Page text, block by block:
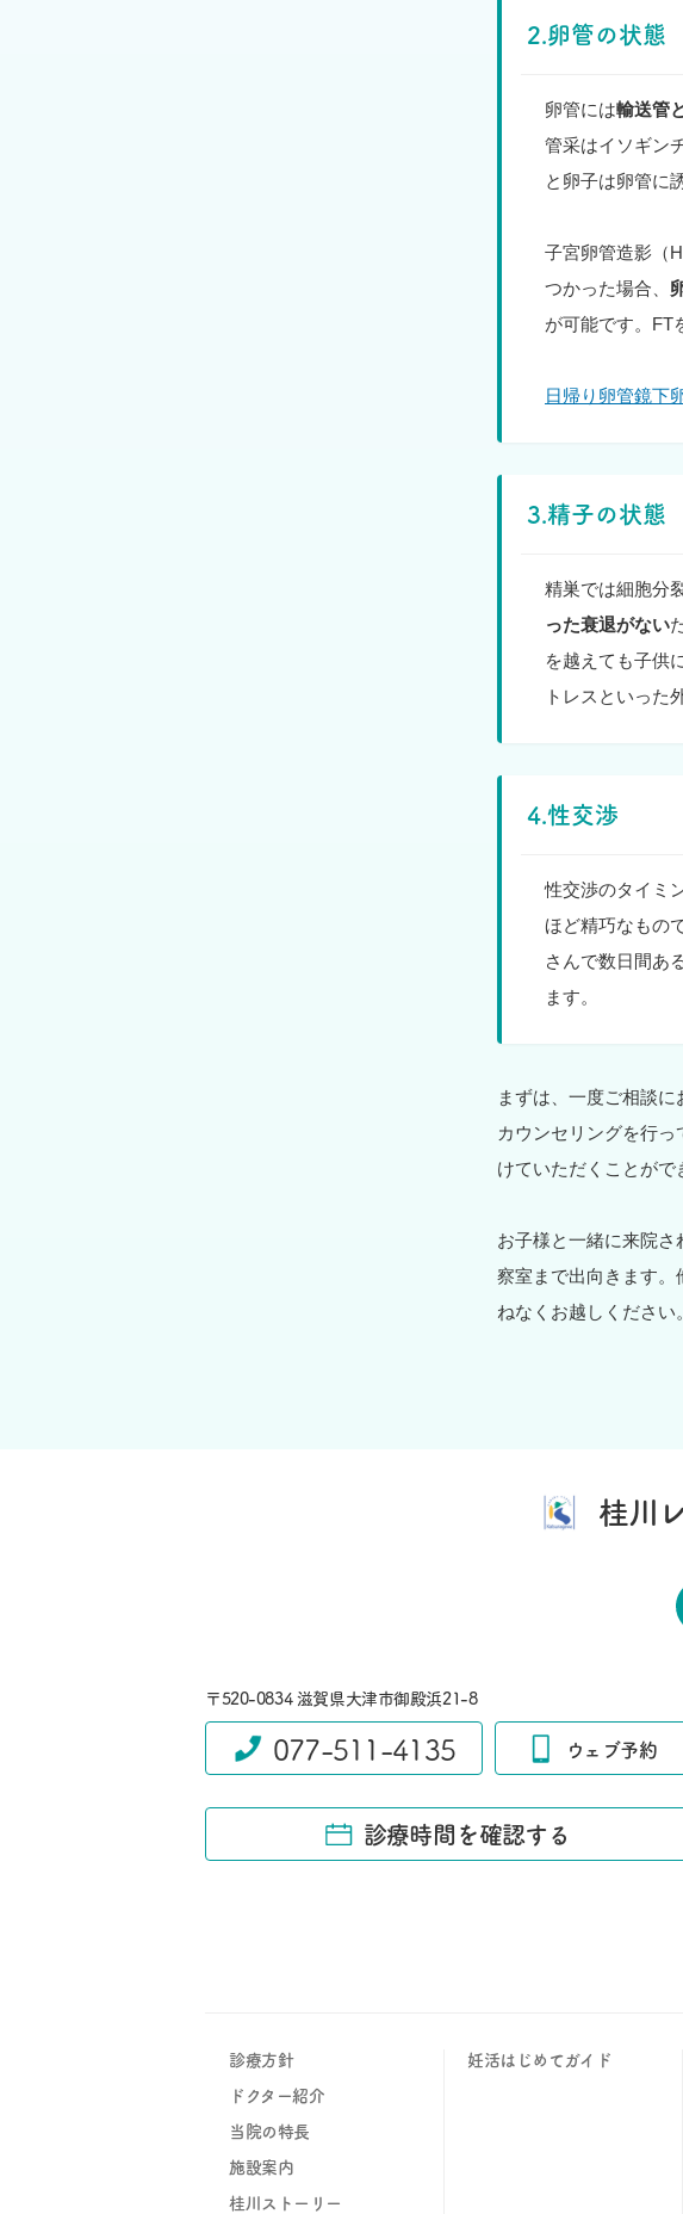
2.卵管の状態
卵管には輸送管
管采はイソギン
と卵子は卵管に
子宮卵管造影（
つかった場合、
が可能です。FT
日帰り卵管鏡下
3.精子の状態
精巣では細胞分
った衰退がない
を越えても子供
トレスといった
4.性交渉
性交渉のタイミ
ほど精巧なもの
さんで数日間あ
ます。
まずは、一度ご相談に
カウンセリングを行
けていただくことがで
お子様と一緒に来院
察室まで出向きます
ねなくお越しください
桂川
〒520-0834 滋賀県大津市御殿浜21-8
077-511-4135 ウェブ予約
診療時間を確認する
診療方針
ドクター紹介
当院の特長
施設案内
桂川ストーリー
妊活はじめてガイド